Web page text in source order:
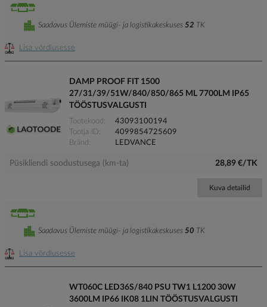
Lisa võrdlusesse
Saadavus Ülemiste müügi- ja logistikakeskuses 52 TK
DAMP PROOF FIT 1500
27/31/39/51W/840/850/865 ML 7700LM IP65
TÖÖSTUSVALGUSTI
Tootekood
43093100194
Tootja ID
4099854725609
Bränd
LEDVANCE
Püsikliendi soodustusega (km-ta) 28,89 €/TK
Kuva detailid
Lisa võrdlusesse
Saadavus Ülemiste müügi- ja logistikakeskuses 50 TK
WT060C LED36S/840 PSU TW1 L1200 30W
3600LM IP66 IK08 1LIN TÖÖSTUSVALGUSTI